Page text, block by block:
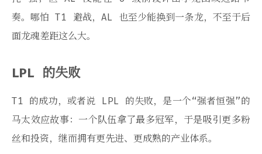
奏。哪怕 T1 避战，AL 也至少能换到一条龙，不至于后
面龙魂差距这么大。
LPL 的失败
T1 的成功，或者说 LPL 的失败，是一个“强者恒强”的
马太效应故事：一个队伍拿了最多冠军，于是吸引更多粉
丝和投资，继而拥有更先进、更成熟的产业体系。